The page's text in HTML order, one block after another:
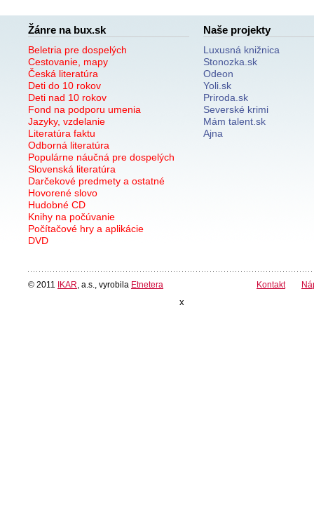
Žánre na bux.sk
Beletria pre dospelých
Cestovanie, mapy
Česká literatúra
Deti do 10 rokov
Deti nad 10 rokov
Fond na podporu umenia
Jazyky, vzdelanie
Literatúra faktu
Odborná literatúra
Populárne náučná pre dospelých
Slovenská literatúra
Darčekové predmety a ostatné
Hovorené slovo
Hudobné CD
Knihy na počúvanie
Počítačové hry a aplikácie
DVD
Naše projekty
Luxusná knižnica
Stonozka.sk
Odeon
Yoli.sk
Priroda.sk
Severské krimi
Mám talent.sk
Ajna
© 2011 IKAR , a.s., vyrobila Etnetera Kontakt
x